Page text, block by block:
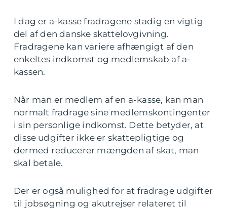
I dag er a-kasse fradragene stadig en vigtig
del af den danske skattelovgivning.
Fradragene kan variere afhængigt af den
enkeltes indkomst og medlemskab af a-
kassen.
Når man er medlem af en a-kasse, kan man
normalt fradrage sine medlemskontingenter
i sin personlige indkomst. Dette betyder, at
disse udgifter ikke er skattepligtige og
dermed reducerer mængden af skat, man
skal betale.
Der er også mulighed for at fradrage udgifter
til jobsøgning og akutrejser relateret til